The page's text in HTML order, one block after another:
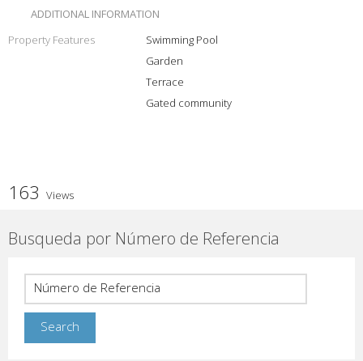
ADDITIONAL INFORMATION
Property Features
Swimming Pool
Garden
Terrace
Gated community
163 Views
Busqueda por Número de Referencia